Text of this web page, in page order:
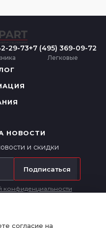
29-73+7 (495) 369-09-72
Легковые
НОВОСТИ
и скидки
Подписаться
конфиденциальности
условиях не является
ст. 437 ГК РФ.
согласие на